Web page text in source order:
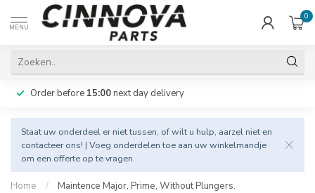
MENU
0
Order before 15:00next day delivery
Staat uw onderdeel er niet tussen, of wilt u hulp, aarzel niet en
contacteer ons! | Voeg onderdelen toe aan uw winkelmandje
om een offerte op te vragen.
Home / Maintence Major, Prime, Without Plungers.